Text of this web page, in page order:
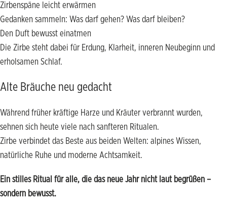
Zirbenspäne leicht erwärmen
Gedanken sammeln: Was darf gehen? Was darf bleiben?
Den Duft bewusst einatmen
Die Zirbe steht dabei für Erdung, Klarheit, inneren Neubeginn und
erholsamen Schlaf.
Alte Bräuche neu gedacht
Während früher kräftige Harze und Kräuter verbrannt wurden,
sehnen sich heute viele nach sanfteren Ritualen.
Zirbe verbindet das Beste aus beiden Welten: alpines Wissen,
natürliche Ruhe und moderne Achtsamkeit.
Ein stilles Ritual für alle, die das neue Jahr nicht laut begrüßen –
sondern bewusst.